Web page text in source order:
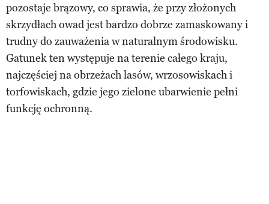
pozostaje brązowy, co sprawia, że przy złożonych
skrzydłach owad jest bardzo dobrze zamaskowany i
trudny do zauważenia w naturalnym środowisku.
Gatunek ten występuje na terenie całego kraju,
najczęściej na obrzeżach lasów, wrzosowiskach i
torfowiskach, gdzie jego zielone ubarwienie pełni
funkcję ochronną.